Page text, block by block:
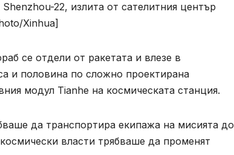
22, излита от сателитния център
Xinhua]
се отдели от ракетата и влезе в
и половина по сложно проектирана
модул Tianhe на космическата станция.
да транспортира екипажа на мисията до
власти трябваше да променят